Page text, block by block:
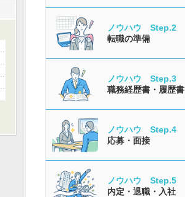
ノウハウ Step.2
転職の準備
ノウハウ Step.3
職務経歴書・履歴書
ノウハウ Step.4
応募・面接
ノウハウ Step.5
内定・退職・入社